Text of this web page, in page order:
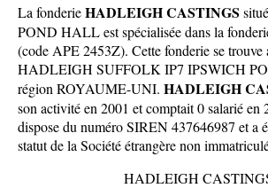
La fonderieHADLEIGH CASTINGS
POND HALL est spécialisée dans la
(code APE 2453Z). Cette fonderie se
HADLEIGH SUFFOLK IP7 IPSWICH
région ROYAUME-UNI. HADLEIGH
son activité en 2001 et comptait 0 salarié en
dispose du numéro SIREN 437646987 et a
statut de la Société étrangère non
HADLEIGH